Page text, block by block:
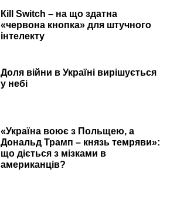
Кill Switch – на що здатна
«червона кнопка» для штучного
інтелекту
Доля війни в Україні вирішується
у небі
«Україна воює з Польщею, а
Дональд Трамп – князь темряви»:
що діється з мізками в
американців?